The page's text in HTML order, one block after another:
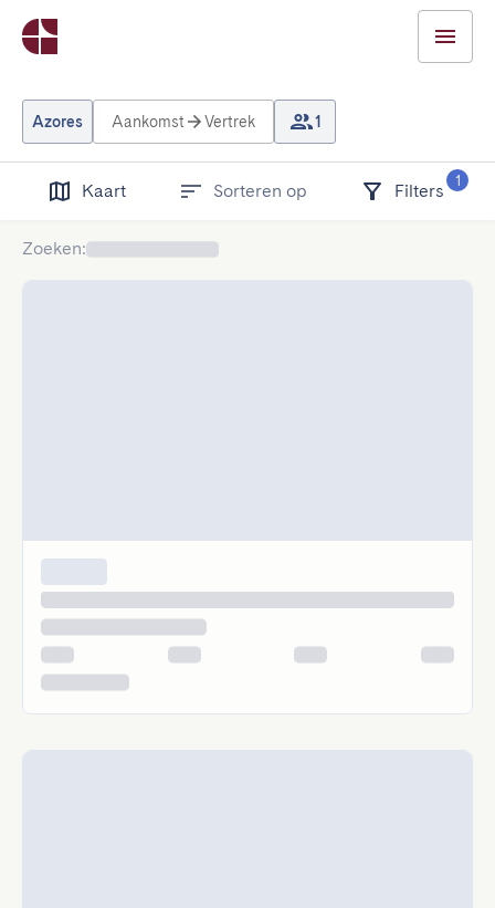
Azores Aankomst Vertrek 1
Kaart Sorteren op Filters
1
Zoeken: